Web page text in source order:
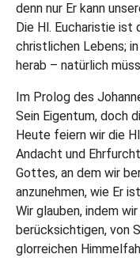
denn nur Er kann
Die Hl. Eucharistie ist
christlichen Lebens;
herab – natürlich
Im Prolog des
Sein Eigentum, doch
Heute feiern wir die
Andacht und
Gottes, an dem wir
anzunehmen, wie Er
Wir glauben, indem
berücksichtigen, von
glorreichen